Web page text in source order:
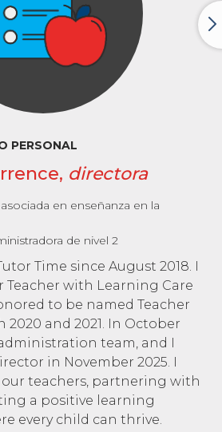
PERSONAL
directora
en enseñanza en la
de nivel 2
Time since August 2018. I
Teacher with Learning Care
to be named Teacher
2020 and 2021. In October
team, and I
in November 2025. I
teachers, partnering with
a positive learning
every child can thrive.